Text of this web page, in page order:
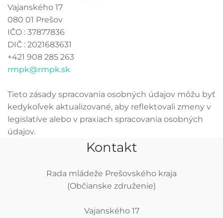
Vajanského 17
080 01 Prešov
IČO : 37877836
DIČ : 2021683631
+421 908 285 263
rmpk@rmpk.sk
Tieto zásady spracovania osobných údajov môžu byť
kedykoľvek aktualizované, aby reflektovali zmeny v
legislatíve alebo v praxiach spracovania osobných
údajov.
Kontakt
Rada mládeže Prešovského kraja
(Občianske združenie)
Vajanského 17